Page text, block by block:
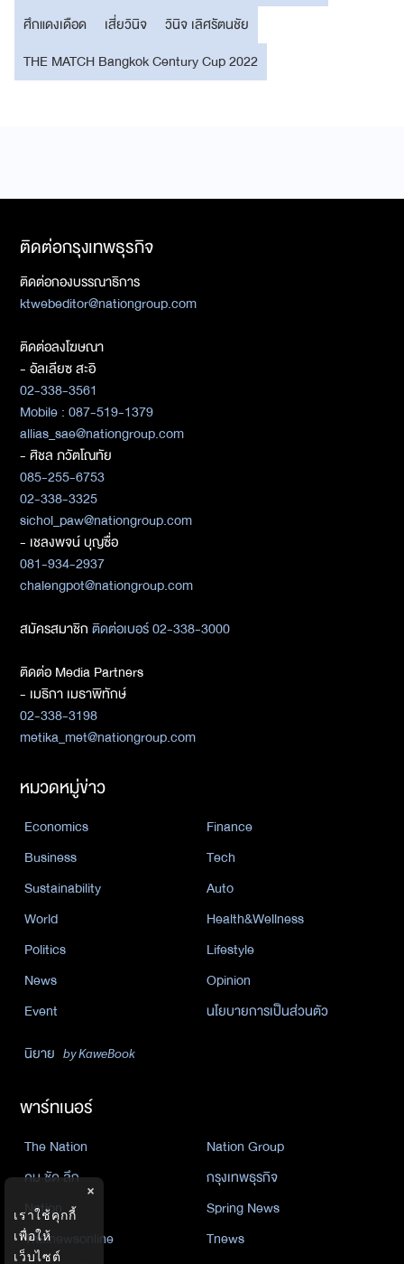
ศึกแดงเดือด
เสี่ยวินิจ
วินิจ เลิศรัตนชัย
THE MATCH Bangkok Century Cup 2022
ติดต่อกรุงเทพธุรกิจ
ติดต่อกองบรรณาธิการ
ktwebeditor@nationgroup.com
ติดต่อลงโฆษณา
- อัลเลียซ สะอิ
02-338-3561
Mobile : 087-519-1379
allias_sae@nationgroup.com
- ศิชล ภวัตโณทัย
085-255-6753
02-338-3325
sichol_paw@nationgroup.com
- เชลงพจน์ บุญซื่อ
081-934-2937
chalengpot@nationgroup.com
สมัครสมาชิกติดต่อเบอร์ 02-338-3000
ติดต่อ Media Partners
- เมธิกา เมธาพิทักษ์
02-338-3198
metika_met@nationgroup.com
หมวดหมู่ข่าว
Economics
Finance
Business
Tech
Sustainability
Auto
World
Health&Wellness
Politics
Lifestyle
News
Opinion
Event
นโยบายการเป็นส่วนตัว
นิยาย by KaweBook
พาร์ทเนอร์
The Nation
Nation Group
คม ชัด ลึก
กรุงเทพธุรกิจ
Nation
Spring News
Thainewsonline
Tnews
×
เราใช้คุกกี้
เพื่อให้
เว็บไซต์